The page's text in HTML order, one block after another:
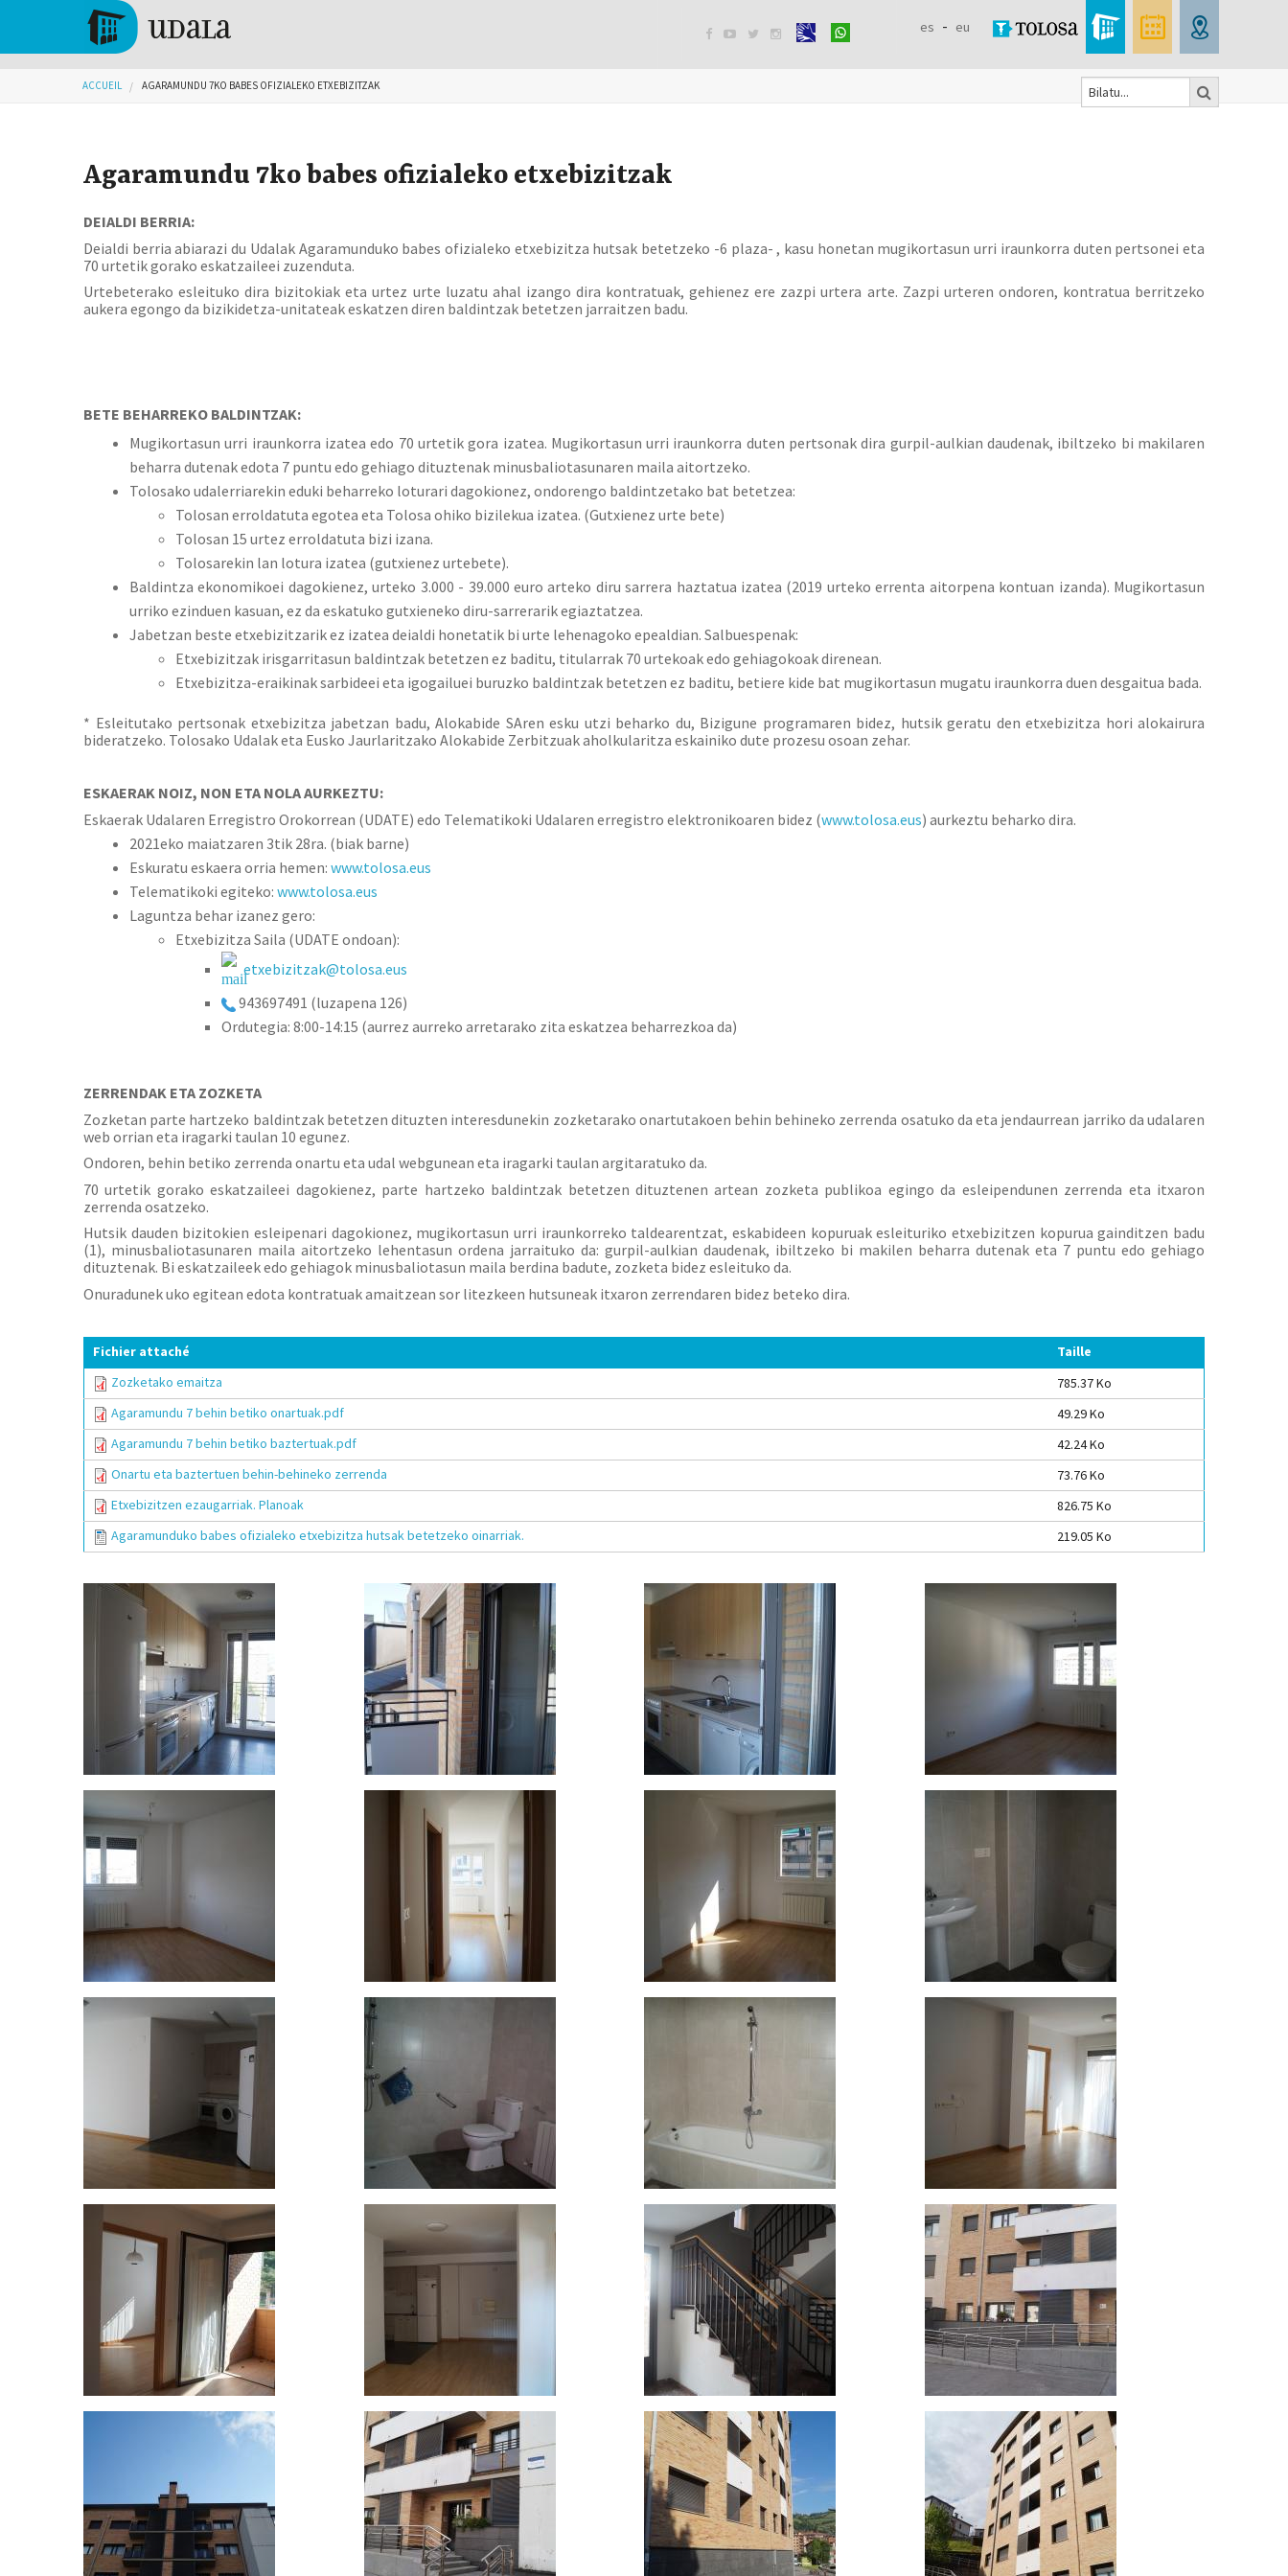
Aller au contenu principal
    es eu
Formulaire
Vous êtes ici
ACCUEIL AGARAMUNDU 7KO BABES OFIZIALEKO ETXEBIZITZAK
Agaramundu 7ko babes ofizialeko etxebizitzak
DEIALDI BERRIA:
Deialdi berria abiarazi du Udalak Agaramunduko babes ofizialeko etxebizitza hutsak betetzeko -6 plaza- , kasu honetan mugikortasun urri iraunkorra duten pertsonei eta
70 urtetik gorako eskatzaileei zuzenduta.
Urtebeterako esleituko dira bizitokiak eta urtez urte luzatu ahal izango dira kontratuak, gehienez ere zazpi urtera arte. Zazpi urteren ondoren, kontratua berritzeko
aukera egongo da bizikidetza-unitateak eskatzen diren baldintzak betetzen jarraitzen badu.
BETE BEHARREKO BALDINTZAK:
Mugikortasun urri iraunkorra izatea edo 70 urtetik gora izatea. Mugikortasun urri iraunkorra duten pertsonak dira gurpil-aulkian daudenak, ibiltzeko bi makilaren
beharra dutenak edota 7 puntu edo gehiago dituztenak minusbaliotasunaren maila aitortzeko.
Tolosako udalerriarekin eduki beharreko loturari dagokionez, ondorengo baldintzetako bat betetzea:
Tolosan erroldatuta egotea eta Tolosa ohiko bizilekua izatea. (Gutxienez urte bete)
Tolosan 15 urtez erroldatuta bizi izana.
Tolosarekin lan lotura izatea (gutxienez urtebete).
Baldintza ekonomikoei dagokienez, urteko 3.000 - 39.000 euro arteko diru sarrera haztatua izatea (2019 urteko errenta aitorpena kontuan izanda). Mugikortasun
urriko ezinduen kasuan, ez da eskatuko gutxieneko diru-sarrerarik egiaztatzea.
Jabetzan beste etxebizitzarik ez izatea deialdi honetatik bi urte lehenagoko epealdian. Salbuespenak:
Etxebizitzak irisgarritasun baldintzak betetzen ez baditu, titularrak 70 urtekoak edo gehiagokoak direnean.
Etxebizitza-eraikinak sarbideei eta igogailuei buruzko baldintzak betetzen ez baditu, betiere kide bat mugikortasun mugatu iraunkorra duen desgaitua bada.
* Esleitutako pertsonak etxebizitza jabetzan badu, Alokabide SAren esku utzi beharko du, Bizigune programaren bidez, hutsik geratu den etxebizitza hori alokairura
bideratzeko. Tolosako Udalak eta Eusko Jaurlaritzako Alokabide Zerbitzuak aholkularitza eskainiko dute prozesu osoan zehar.
ESKAERAK NOIZ, NON ETA NOLA AURKEZTU:
Eskaerak Udalaren Erregistro Orokorrean (UDATE) edo Telematikoki Udalaren erregistro elektronikoaren bidez (www.tolosa.eus) aurkeztu beharko dira.
2021eko maiatzaren 3tik 28ra. (biak barne)
Eskuratu eskaera orria hemen: www.tolosa.eus
Telematikoki egiteko: www.tolosa.eus
Laguntza behar izanez gero:
Etxebizitza Saila (UDATE ondoan):
etxebizitzak@tolosa.eus
943697491 (luzapena 126)
Ordutegia: 8:00-14:15 (aurrez aurreko arretarako zita eskatzea beharrezkoa da)
ZERRENDAK ETA ZOZKETA
Zozketan parte hartzeko baldintzak betetzen dituzten interesdunekin zozketarako onartutakoen behin behineko zerrenda osatuko da eta jendaurrean jarriko da udalaren
web orrian eta iragarki taulan 10 egunez.
Ondoren, behin betiko zerrenda onartu eta udal webgunean eta iragarki taulan argitaratuko da.
70 urtetik gorako eskatzaileei dagokienez, parte hartzeko baldintzak betetzen dituztenen artean zozketa publikoa egingo da esleipendunen zerrenda eta itxaron
zerrenda osatzeko.
Hutsik dauden bizitokien esleipenari dagokionez, mugikortasun urri iraunkorreko taldearentzat, eskabideen kopuruak esleituriko etxebizitzen kopurua gainditzen badu
(1), minusbaliotasunaren maila aitortzeko lehentasun ordena jarraituko da: gurpil-aulkian daudenak, ibiltzeko bi makilen beharra dutenak eta 7 puntu edo gehiago
dituztenak. Bi eskatzaileek edo gehiagok minusbaliotasun maila berdina badute, zozketa bidez esleituko da.
Onuradunek uko egitean edota kontratuak amaitzean sor litezkeen hutsuneak itxaron zerrendaren bidez beteko dira.
Fichier attaché
Taille
Zozketako emaitza
785.37 Ko
Agaramundu 7 behin betiko onartuak.pdf
49.29 Ko
Agaramundu 7 behin betiko baztertuak.pdf
42.24 Ko
Onartu eta baztertuen behin-behineko zerrenda
73.76 Ko
Etxebizitzen ezaugarriak. Planoak
826.75 Ko
Agaramunduko babes ofizialeko etxebizitza hutsak betetzeko oinarriak.
219.05 Ko